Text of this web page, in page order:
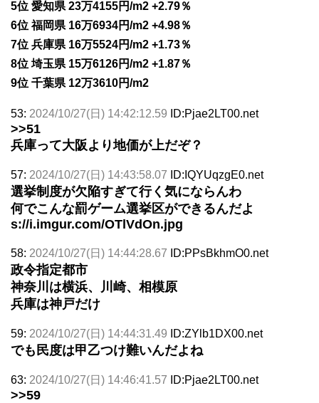
5位 愛知県 23万4155円/m2 +2.79％
6位 福岡県 16万6934円/m2 +4.98％
7位 兵庫県 16万5524円/m2 +1.73％
8位 埼玉県 15万6126円/m2 +1.87％
9位 千葉県 12万3610円/m2
53: 2024/10/27(日) 14:42:12.59 ID:Pjae2LT00.net
>>51
兵庫って大阪より地価が上だぞ？
57: 2024/10/27(日) 14:43:58.07 ID:IQYUqzgE0.net
選挙制度が欠陥すぎて行く気にならんわ
何でこんな罰ゲーム選挙区ができるんだよ
s://i.imgur.com/OTlVdOn.jpg
58: 2024/10/27(日) 14:44:28.67 ID:PPsBkhmO0.net
政令指定都市
神奈川は横浜、川崎、相模原
兵庫は神戸だけ
59: 2024/10/27(日) 14:44:31.49 ID:ZYlb1DX00.net
でも民度は甲乙つけ難いんだよね
63: 2024/10/27(日) 14:46:41.57 ID:Pjae2LT00.net
>>59